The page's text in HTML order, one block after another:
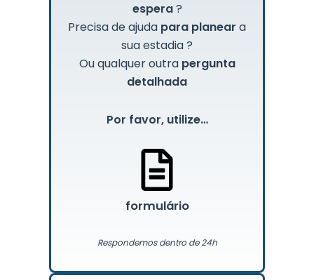
espera?
Precisa de ajuda para planear a
sua estadia?
Ou qualquer outra pergunta
detalhada
Por favor, utilize…
formulário
Respondemos dentro de 24h